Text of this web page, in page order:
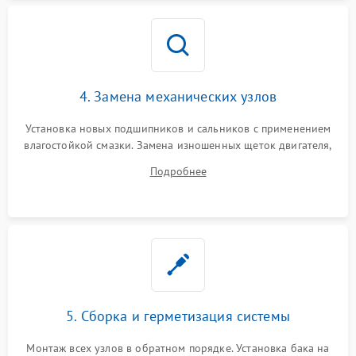
4. Замена механических узлов
Установка новых подшипников и сальников с применением
влагостойкой смазки. Замена изношенных щеток двигателя,
или поврежденной резиновой манжеты.
Подробнее
5. Сборка и герметизация системы
Монтаж всех узлов в обратном порядке. Установка бака на